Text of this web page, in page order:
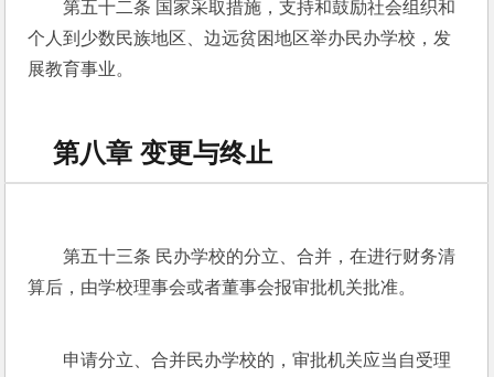
第五十二条 国家采取措施，支持和鼓励社会组织和
个人到少数民族地区、边远贫困地区举办民办学校，发
展教育事业。
第八章 变更与终止
第五十三条 民办学校的分立、合并，在进行财务清
算后，由学校理事会或者董事会报审批机关批准。
申请分立、合并民办学校的，审批机关应当自受理